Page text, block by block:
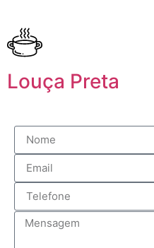
Louça Preta